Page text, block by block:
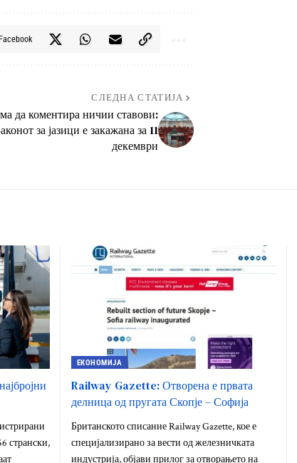
Facebook
СЛЕДНА СТАТИЈА
да коментира ничии ставови:
за јазици е закажана за 11
декември
странски,
ЕКОНОМИЈА
Railway Gazette: Отворена е првата
делница од пругата Скопје – Софија
Британското списание Railway Gazette, кое е
специјализирано за вести од железничката
индустрија, објави прилог за отворањето на